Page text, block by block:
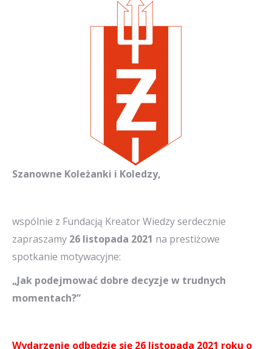
Szanowne Koleżanki i Koledzy,
wspólnie z Fundacją Kreator Wiedzy serdecznie
zapraszamy 26 listopada 2021 na prestiżowe
spotkanie motywacyjne:
„Jak podejmować dobre decyzje w trudnych
momentach?”
Wydarzenie odbędzie się 26 listopada 2021 roku o